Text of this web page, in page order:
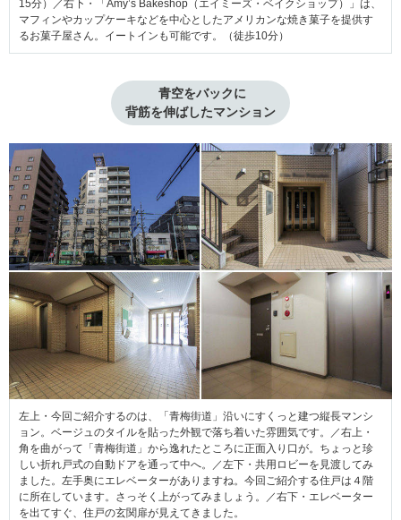
15分）／右下・「Amy’s Bakeshop（エイミーズ・ベイクショップ）」は、
マフィンやカップケーキなどを中心としたアメリカンな焼き菓子を提供す
るお菓子屋さん。イートインも可能です。（徒歩10分）
背筋を伸ばしたマンション
左上・今回ご紹介するのは、「青梅街道」沿いにすくっと建つ縦長マンシ
ョン。ベージュのタイルを貼った外観で落ち着いた雰囲気です。／右上・
角を曲がって「青梅街道」から逸れたところに正面入り口が。ちょっと珍
しい折れ戸式の自動ドアを通って中へ。／左下・共用ロビーを見渡してみ
ました。左手奥にエレベーターがありますね。今回ご紹介する住戸は４階
に所在しています。さっそく上がってみましょう。／右下・エレベーター
を出てすぐ、住戸の玄関扉が見えてきました。